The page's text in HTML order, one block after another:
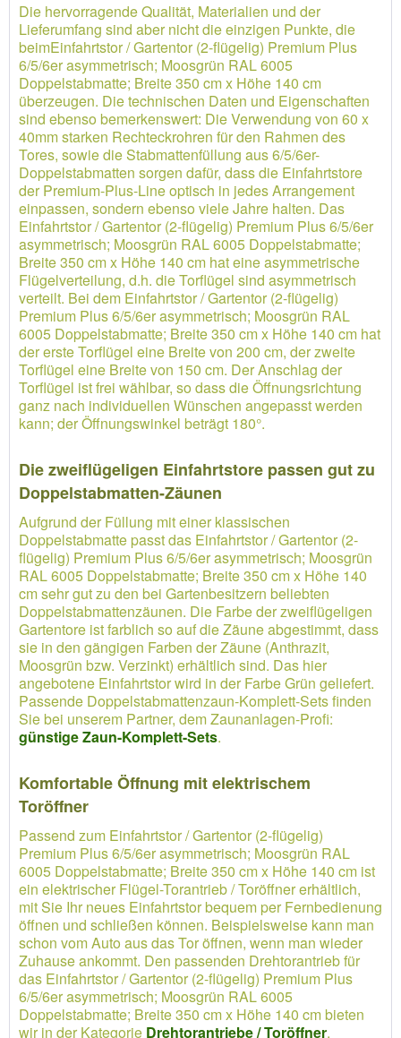
Die hervorragende Qualität, Materialien und der
Lieferumfang sind aber nicht die einzigen Punkte, die
beimEinfahrtstor / Gartentor (2-flügelig) Premium Plus
6/5/6er asymmetrisch; Moosgrün RAL 6005
Doppelstabmatte; Breite 350 cm x Höhe 140 cm
überzeugen. Die technischen Daten und Eigenschaften
sind ebenso bemerkenswert: Die Verwendung von 60 x
40mm starken Rechteckrohren für den Rahmen des
Tores, sowie die Stabmattenfüllung aus 6/5/6er-
Doppelstabmatten sorgen dafür, dass die Einfahrtstore
der Premium-Plus-Line optisch in jedes Arrangement
einpassen, sondern ebenso viele Jahre halten. Das
Einfahrtstor / Gartentor (2-flügelig) Premium Plus 6/5/6er
asymmetrisch; Moosgrün RAL 6005 Doppelstabmatte;
Breite 350 cm x Höhe 140 cm hat eine asymmetrische
Flügelverteilung, d.h. die Torflügel sind asymmetrisch
verteilt. Bei dem Einfahrtstor / Gartentor (2-flügelig)
Premium Plus 6/5/6er asymmetrisch; Moosgrün RAL
6005 Doppelstabmatte; Breite 350 cm x Höhe 140 cm hat
der erste Torflügel eine Breite von 200 cm, der zweite
Torflügel eine Breite von 150 cm. Der Anschlag der
Torflügel ist frei wählbar, so dass die Öffnungsrichtung
ganz nach individuellen Wünschen angepasst werden
kann; der Öffnungswinkel beträgt 180°.
Die zweiflügeligen Einfahrtstore passen gut zu
Doppelstabmatten-Zäunen
Aufgrund der Füllung mit einer klassischen
Doppelstabmatte passt das Einfahrtstor / Gartentor (2-
flügelig) Premium Plus 6/5/6er asymmetrisch; Moosgrün
RAL 6005 Doppelstabmatte; Breite 350 cm x Höhe 140
cm sehr gut zu den bei Gartenbesitzern beliebten
Doppelstabmattenzäunen. Die Farbe der zweiflügeligen
Gartentore ist farblich so auf die Zäune abgestimmt, dass
sie in den gängigen Farben der Zäune (Anthrazit,
Moosgrün bzw. Verzinkt) erhältlich sind. Das hier
angebotene Einfahrtstor wird in der Farbe Grün geliefert.
Passende Doppelstabmattenzaun-Komplett-Sets finden
Sie bei unserem Partner, dem Zaunanlagen-Profi:
günstige Zaun-Komplett-Sets.
Komfortable Öffnung mit elektrischem
Toröffner
Passend zum Einfahrtstor / Gartentor (2-flügelig)
Premium Plus 6/5/6er asymmetrisch; Moosgrün RAL
6005 Doppelstabmatte; Breite 350 cm x Höhe 140 cm ist
ein elektrischer Flügel-Torantrieb / Toröffner erhältlich,
mit Sie Ihr neues Einfahrtstor bequem per Fernbedienung
öffnen und schließen können. Beispielsweise kann man
schon vom Auto aus das Tor öffnen, wenn man wieder
Zuhause ankommt. Den passenden Drehtorantrieb für
das Einfahrtstor / Gartentor (2-flügelig) Premium Plus
6/5/6er asymmetrisch; Moosgrün RAL 6005
Doppelstabmatte; Breite 350 cm x Höhe 140 cm bieten
wir in der Kategorie Drehtorantriebe / Toröffner.